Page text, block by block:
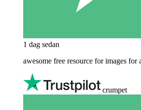
1 dag sedan
awesome free resource for images for
crumpet